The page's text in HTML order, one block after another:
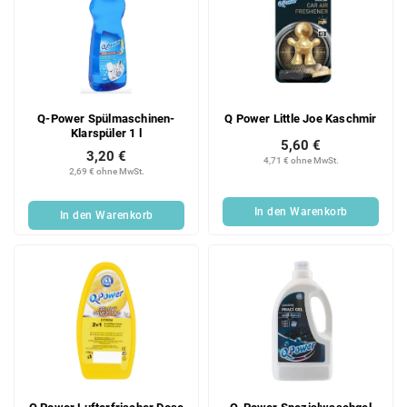
Q-Power Spülmaschinen-
Klarspüler 1 l
2,69 € ohne MwSt.
3,20 €
In den Warenkorb
Q Power Little Joe Kaschmir
4,71 € ohne MwSt.
5,60 €
In den Warenkorb